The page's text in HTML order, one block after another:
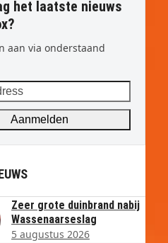
het laatste nieuws
aan via onderstaand
Aanmelden
Zeer grote duinbrand nabij
Wassenaarseslag
5 augustus 2026